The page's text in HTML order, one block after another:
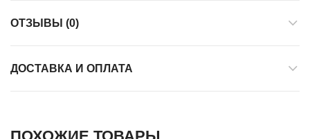
ОТЗЫВЫ (0)
ДОСТАВКА И ОПЛАТА